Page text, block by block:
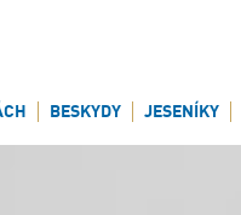
BESKYDY JESENÍKY